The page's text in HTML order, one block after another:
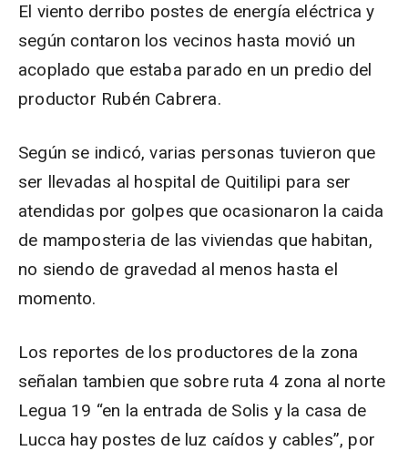
El viento derribo postes de energía eléctrica y
según contaron los vecinos hasta movió un
acoplado que estaba parado en un predio del
productor Rubén Cabrera.
Según se indicó, varias personas tuvieron que
ser llevadas al hospital de Quitilipi para ser
atendidas por golpes que ocasionaron la caida
de mamposteria de las viviendas que habitan,
no siendo de gravedad al menos hasta el
momento.
Los reportes de los productores de la zona
señalan tambien que sobre ruta 4 zona al norte
Legua 19 “en la entrada de Solis y la casa de
Lucca hay postes de luz caídos y cables”, por